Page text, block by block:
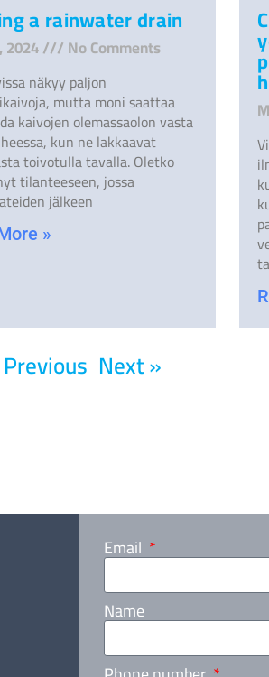
a rainwater drain
2024 No Comments
näkyy paljon
mutta moni saattaa
kaivojen olemassaolon vasta
kun ne lakkaavat
toivotulla tavalla. Oletko
tilanteeseen, jossa
jälkeen
»
Next »
Email
Name